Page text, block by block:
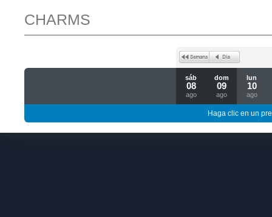
CHARMS
sáb
08
ago
dom
09
ago
lun
10
ago
Haga clic en un